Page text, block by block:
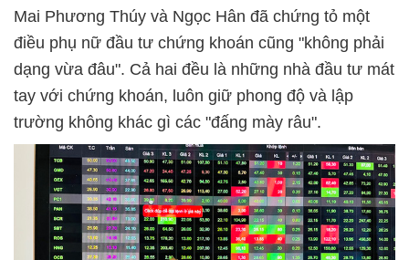
Mai Phương Thúy và Ngọc Hân đã chứng tỏ một
điều phụ nữ đầu tư chứng khoán cũng "không phải
dạng vừa đâu". Cả hai đều là những nhà đầu tư mát
tay với chứng khoán, luôn giữ phong độ và lập
trường không khác gì các "đấng mày râu".